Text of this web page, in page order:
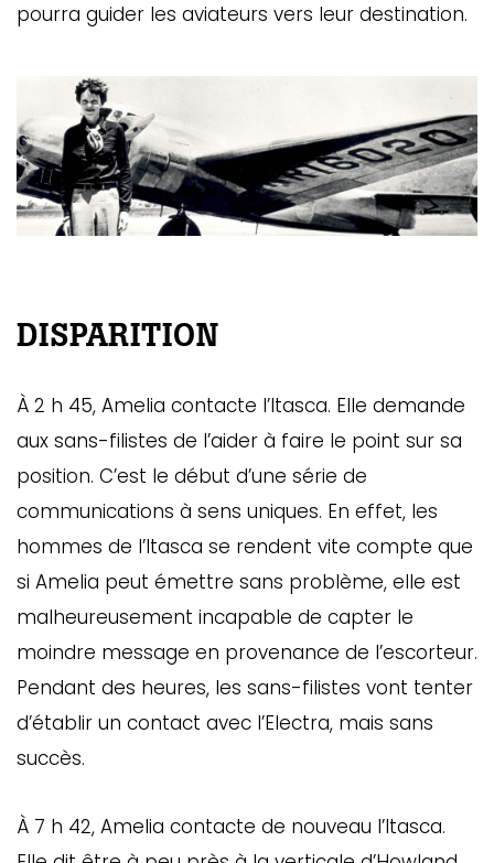
pourra guider les aviateurs vers leur destination.
DISPARITION
À 2 h 45, Amelia contacte l’Itasca. Elle demande
aux sans-filistes de l’aider à faire le point sur sa
position. C’est le début d’une série de
communications à sens uniques. En effet, les
hommes de l’Itasca se rendent vite compte que
si Amelia peut émettre sans problème, elle est
malheureusement incapable de capter le
moindre message en provenance de l’escorteur.
Pendant des heures, les sans-filistes vont tenter
d’établir un contact avec l’Electra, mais sans
succès.
À 7 h 42, Amelia contacte de nouveau l’Itasca.